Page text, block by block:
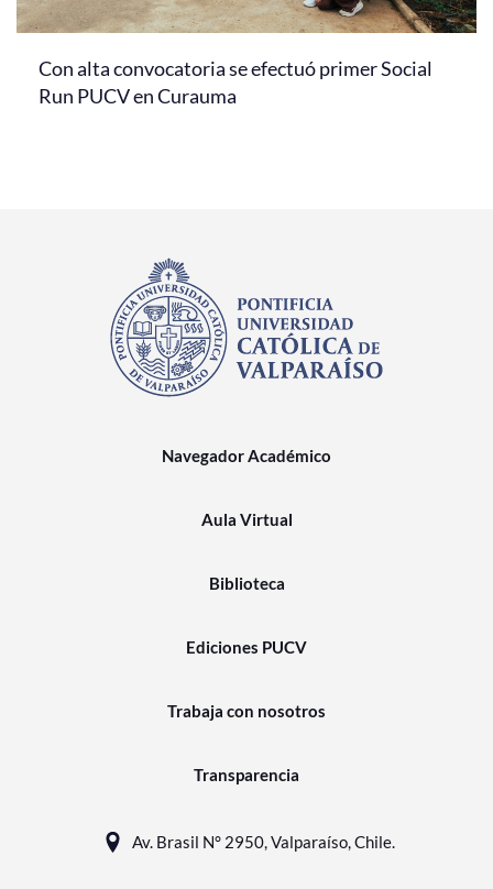
Con alta convocatoria se efectuó primer Social
Run PUCV en Curauma
Navegador Académico
Aula Virtual
Biblioteca
Ediciones PUCV
Trabaja con nosotros
Transparencia
Av. Brasil N° 2950, Valparaíso, Chile.